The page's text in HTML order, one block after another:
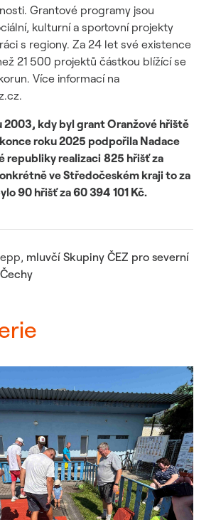
Grantové programy jsou
kulturní a sportovní projekty
s regiony. Za 24 let své existence
21 500 projektů částkou blížící se
Více informací na
2003, kdy byl grant Oranžové hřiště
roku 2025 podpořila Nadace
republiky realizaci 825 hřišť za
ve Středočeském kraji to za
90 hřišť za 60 394 101 Kč.
, mluvčí Skupiny ČEZ pro severní